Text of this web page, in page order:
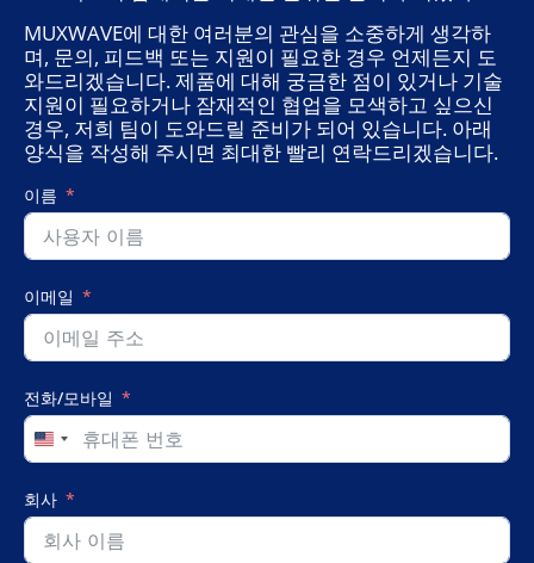
MUXWAVE에 대한 여러분의 관심을 소중하게 생각하
며, 문의, 피드백 또는 지원이 필요한 경우 언제든지 도
와드리겠습니다. 제품에 대해 궁금한 점이 있거나 기술
지원이 필요하거나 잠재적인 협업을 모색하고 싶으신
경우, 저희 팀이 도와드릴 준비가 되어 있습니다. 아래
양식을 작성해 주시면 최대한 빨리 연락드리겠습니다.
이름
이메일
전화/모바일
United
States
+1
회사